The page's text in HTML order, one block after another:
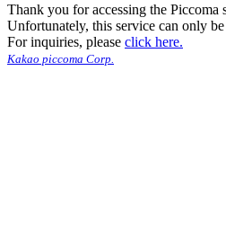
Thank you for accessing the Piccoma
Unfortunately, this service can only
For inquiries, please click here.
Kakao piccoma Corp.